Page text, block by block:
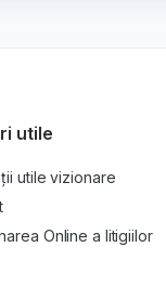
utile
utile vizionare
Online a litigiilor